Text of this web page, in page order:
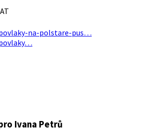
na-polstare-pus…
Ivana Petrů